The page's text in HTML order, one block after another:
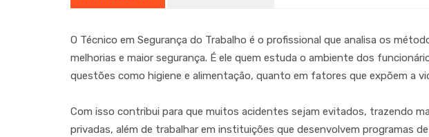
O Técnico em Segurança do Trabalho é o profissional que analisa os
melhorias e maior segurança. É ele quem estuda o ambiente dos
questões como higiene e alimentação, quanto em fatores que expõem a
Com isso contribui para que muitos acidentes sejam evitados, trazendo
privadas, além de trabalhar em instituições que desenvolvem programas